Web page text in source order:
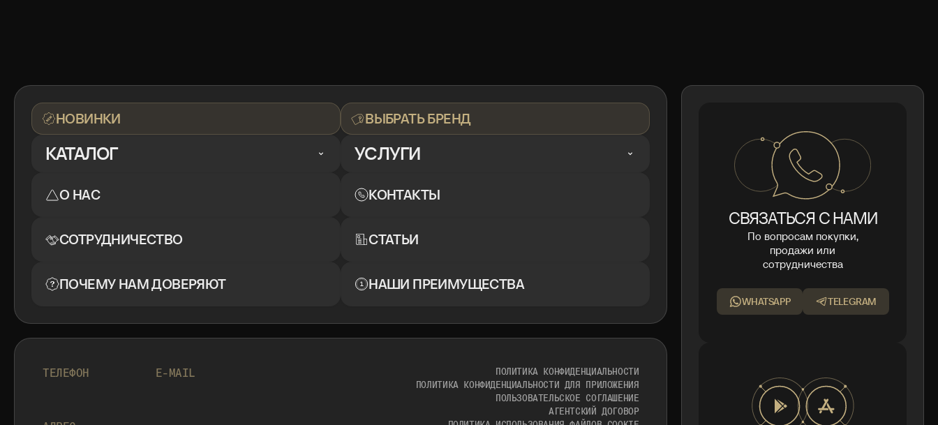
НОВИНКИ
КАТАЛОГ
О НАС
СОТРУДНИЧЕСТВО
ПОЧЕМУ НАМ ДОВЕРЯЮТ
ВЫБРАТЬ БРЕНД
УСЛУГИ
КОНТАКТЫ
СТАТЬИ
НАШИ ПРЕИМУЩЕСТВА
СВЯЗАТЬСЯ С НАМИ
По вопросам покупки,
продажи или
сотрудничества
WHATSAPP TELEGRAM
ТЕЛЕФОН E-MAIL
ПОЛИТИКА КОНФИДЕНЦИАЛЬНОСТИ
ПОЛИТИКА КОНФИДЕНЦИАЛЬНОСТИ ДЛЯ ПРИЛОЖЕНИЯ
ПОЛЬЗОВАТЕЛЬСКОЕ СОГЛАШЕНИЕ
АГЕНТСКИЙ ДОГОВОР